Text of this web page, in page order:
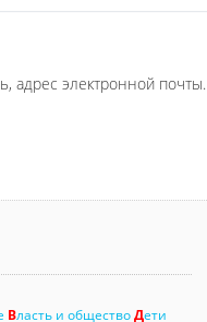
адрес электронной почты.
Власть и обществоДети